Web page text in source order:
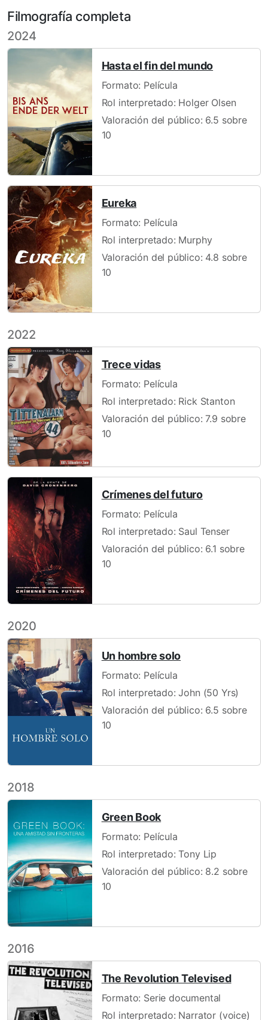
Filmografía completa
2024
Hasta el fin del mundo
Formato: Película
Rol interpretado: Holger Olsen
Valoración del público: 6.5 sobre
10
Eureka
Formato: Película
Rol interpretado: Murphy
Valoración del público: 4.8 sobre
10
2022
Trece vidas
Formato: Película
Rol interpretado: Rick Stanton
Valoración del público: 7.9 sobre
10
Crímenes del futuro
Formato: Película
Rol interpretado: Saul Tenser
Valoración del público: 6.1 sobre
10
2020
Un hombre solo
Formato: Película
Rol interpretado: John (50 Yrs)
Valoración del público: 6.5 sobre
10
2018
Green Book
Formato: Película
Rol interpretado: Tony Lip
Valoración del público: 8.2 sobre
10
2016
The Revolution Televised
Formato: Serie documental
Rol interpretado: Narrator (voice)